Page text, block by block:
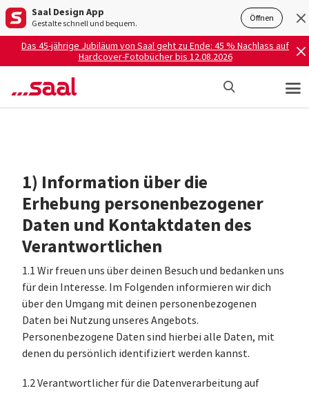
Saal Design App
Gestalte schnell und bequem. Öffnen
Das 45-jährige Jubiläum von Saal geht zu Ende: 45 % Nachlass auf
Hardcover-Fotobücher bis 12.08.2026
1) Information über die
Erhebung personenbezogener
Daten und Kontaktdaten des
Verantwortlichen
1.1 Wir freuen uns über deinen Besuch und bedanken uns
für dein Interesse. Im Folgenden informieren wir dich
über den Umgang mit deinen personenbezogenen
Daten bei Nutzung unseres Angebots.
Personenbezogene Daten sind hierbei alle Daten, mit
denen du persönlich identifiziert werden kannst.
1.2 Verantwortlicher für die Datenverarbeitung auf